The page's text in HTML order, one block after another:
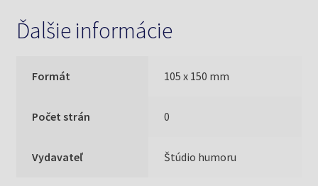
Ďalšie informácie
Formát 105 x 150 mm
Počet strán 0
Vydavateľ Štúdio humoru